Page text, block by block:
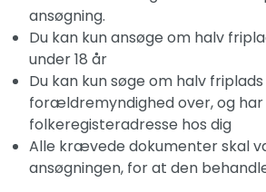
ansøgning.
Du kan kun ansøge om halv
under 18 år
Du kan kun søge om halv
forældremyndighed over, og har
folkeregisteradresse hos dig
Alle krævede dokumenter skal
ansøgningen, for at den